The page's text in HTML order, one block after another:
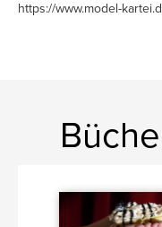
https://www.model-